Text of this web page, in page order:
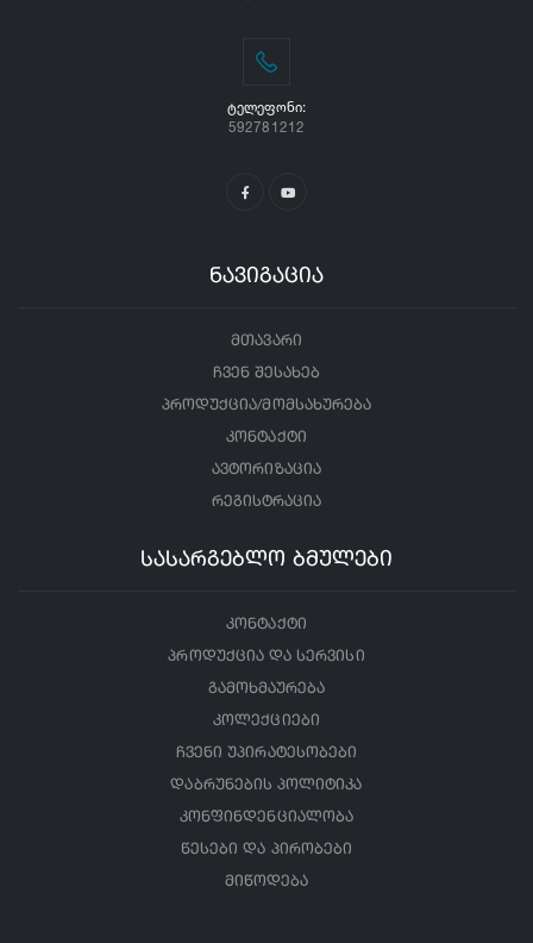
ᲢᲔᲚᲔᲤᲝᲜᲘ:
592781212
ნავიგაცია
მთავარი
ჩვენ შესახებ
პროდუქცია/მომსახურება
კონტაქტი
ავტორიზაცია
რეგისტრაცია
სასარგებლო ბმულები
კონტაქტი
პროდუქცია და სერვისი
გამოხმაურება
კოლექციები
ჩვენი უპირატესობები
დაბრუნების პოლიტიკა
კონფინდენციალობა
წესები და პირობები
მიწოდება